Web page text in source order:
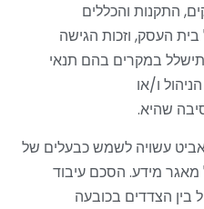
התקנות והכללים
בית העסק, וזכות הגישה
במקרים בהם תנאי
ו/או
שהיא.
עשויה לשמש כבעלים של
מאגר מידע. הסכם עיבוד
בין הצדדים בכובעה